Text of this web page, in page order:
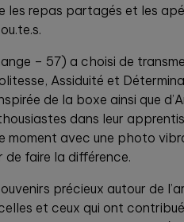
les repas partagés et les
– 57) a choisi de
Assiduité et
de la boxe ainsi que
dans leur
moment avec une photo
de faire la différence.
précieux autour de
et ceux qui ont